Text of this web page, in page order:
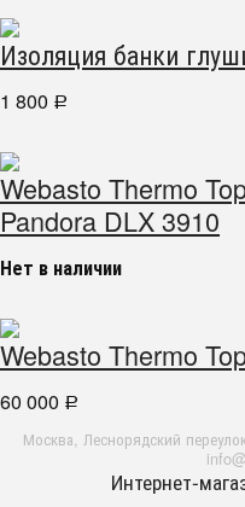
Изоляция банки
1 800 Р
Webasto Thermo
Pandora DLX 3910
Нет в наличии
Webasto Thermo
60 000 Р
Москва, Леснорядский
Интернет-